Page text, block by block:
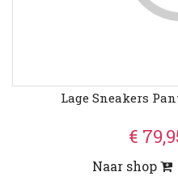
Lage Sneakers
€
Naar shop